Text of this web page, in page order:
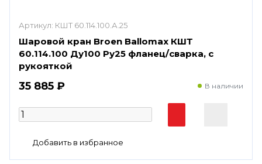
Артикул: КШТ 60.114.100.А.25
Шаровой кран Broen Ballomax КШТ
60.114.100 Ду100 Ру25 фланец/сварка, с
рукояткой
35 885 ₽ В наличии